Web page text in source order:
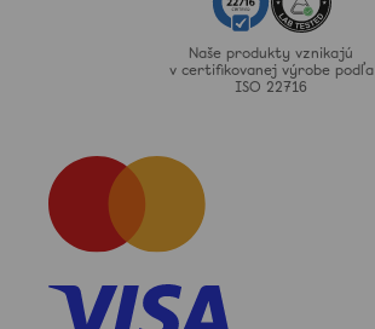
Naše produkty vznikajú
v certifikovanej výrobe podľa
ISO 22716